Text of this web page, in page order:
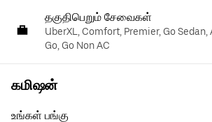
தகுதிபெறும் சேவைகள்
UberXL, Comfort, Premier, Go
Go, Go Non AC
கமிஷன்
உங்கள் பங்கு